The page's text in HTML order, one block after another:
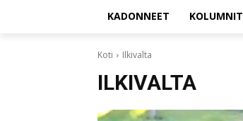
KADONNEET KOLUMNIT
Koti Ilkivalta
ILKIVALTA